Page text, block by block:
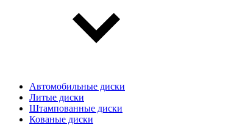
Автомобильные диски
Литые диски
Штампованные диски
Кованые диски